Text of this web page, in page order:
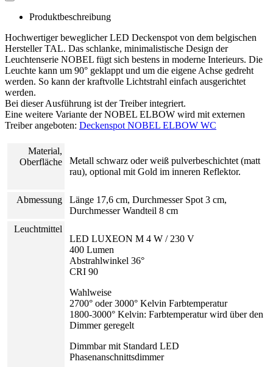
Produktbeschreibung
Hochwertiger beweglicher LED Deckenspot von dem belgischen
Hersteller TAL. Das schlanke, minimalistische Design der
Leuchtenserie NOBEL fügt sich bestens in moderne Interieurs. Die
Leuchte kann um 90° geklappt und um die eigene Achse gedreht
werden. So kann der kraftvolle Lichtstrahl einfach ausgerichtet
werden.
Bei dieser Ausführung ist der Treiber integriert.
Eine weitere Variante der NOBEL ELBOW wird mit externen
Treiber angeboten: Deckenspot NOBEL ELBOW WC
Material,
Oberfläche
Metall schwarz oder weiß pulverbeschichtet (matt
rau), optional mit Gold im inneren Reflektor.
Abmessung
Länge 17,6 cm, Durchmesser Spot 3 cm,
Durchmesser Wandteil 8 cm
Leuchtmittel
LED LUXEON M 4 W / 230 V
400 Lumen
Abstrahlwinkel 36°
CRI 90
Wahlweise
2700° oder 3000° Kelvin Farbtemperatur
1800-3000° Kelvin: Farbtemperatur wird über den
Dimmer geregelt
Dimmbar mit Standard LED
Phasenanschnittsdimmer